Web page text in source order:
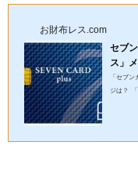
お財布レス.com
セブ
ス」
「セブ
ジは？